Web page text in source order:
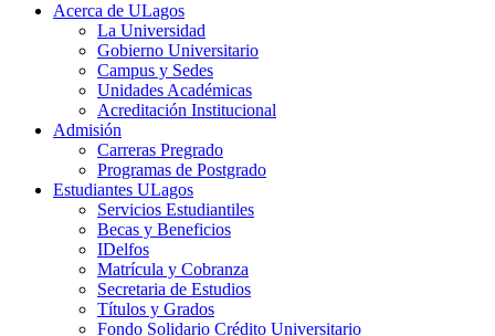
Acerca de ULagos
La Universidad
Gobierno Universitario
Campus y Sedes
Unidades Académicas
Acreditación Institucional
Admisión
Carreras Pregrado
Programas de Postgrado
Estudiantes ULagos
Servicios Estudiantiles
Becas y Beneficios
IDelfos
Matrícula y Cobranza
Secretaria de Estudios
Títulos y Grados
Fondo Solidario Crédito Universitario